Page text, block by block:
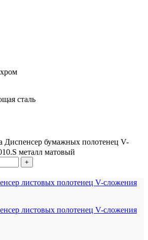
сталь
Диспенсер бумажных полотенец V-
металл матовый